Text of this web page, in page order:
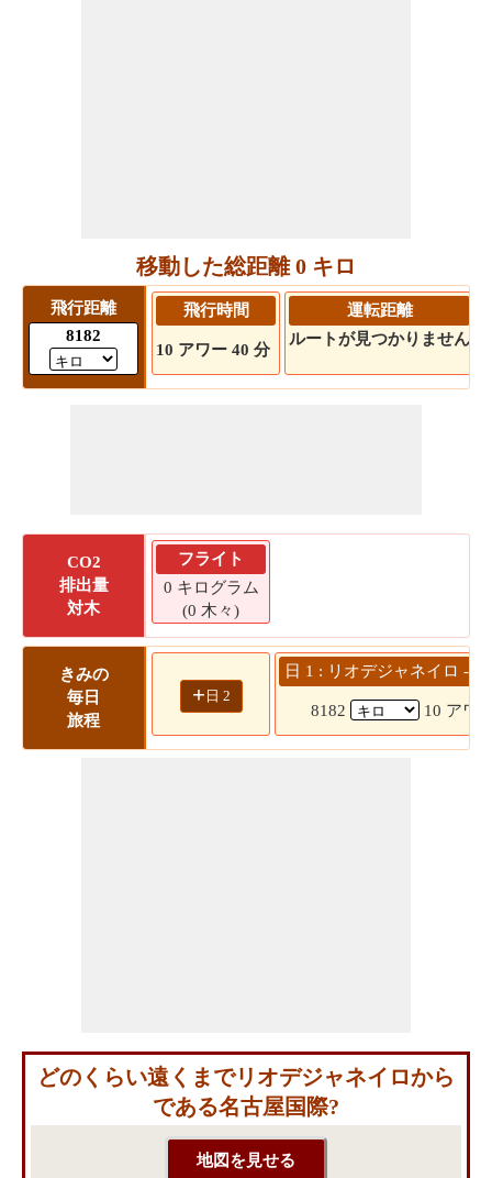
移動した総距離 0 キロ
飛行距離
8182
飛行時間
10 アワー 40 分
運転距離
ルートが見つかりません
CO2
排出量
対木
フライト
0 キログラム
(0 木々)
きみの
毎日
旅程
+ 日 2
日 1 : リオデジャネイロ -->
8182 10 アワ
どのくらい遠くまでリオデジャネイロから
である名古屋国際?